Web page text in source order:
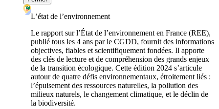
L’état de l’environnement
Le rapport sur l’État de l’environnement en France (REE),
publié tous les 4 ans par le CGDD, fournit des informations
objectives, fiables et scientifiquement fondées. Il apporte
des clés de lecture et de compréhension des grands enjeux
de la transition écologique. Cette édition 2024 s’articule
autour de quatre défis environnementaux, étroitement liés :
l’épuisement des ressources naturelles, la pollution des
milieux naturels, le changement climatique, et le déclin de
la biodiversité.